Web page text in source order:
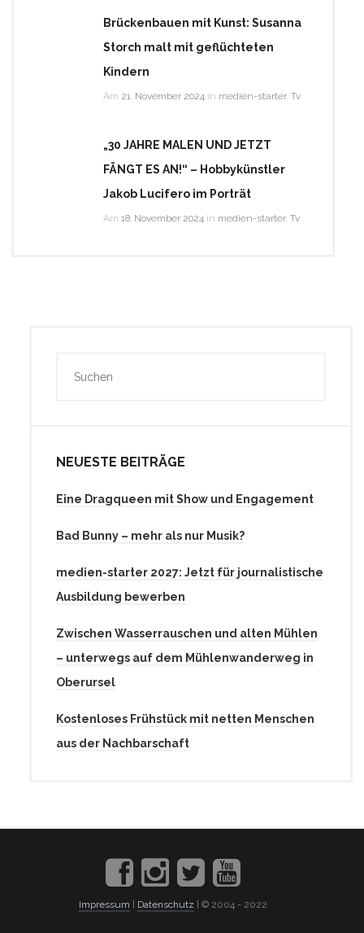
Brückenbauen mit Kunst: Susanna
Storch malt mit geflüchteten
Kindern
Am 21. November 2024 in medien-starter, Tv
„30 JAHRE MALEN UND JETZT
FÄNGT ES AN!“ – Hobbykünstler
Jakob Lucifero im Porträt
Am 18. November 2024 in medien-starter, Tv
NEUESTE BEITRÄGE
Eine Dragqueen mit Show und Engagement
Bad Bunny – mehr als nur Musik?
medien-starter 2027: Jetzt für journalistische
Ausbildung bewerben
Zwischen Wasserrauschen und alten Mühlen
– unterwegs auf dem Mühlenwanderweg in
Oberursel
Kostenloses Frühstück mit netten Menschen
aus der Nachbarschaft
Impressum Datenschutz | © 2004 - 2022